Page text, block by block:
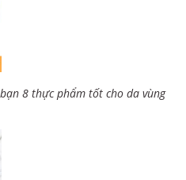
8 thực phẩm tốt cho da vùng